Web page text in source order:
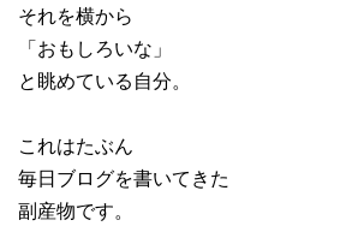
それを横から
「おもしろいな」
と眺めている自分。
これはたぶん
毎日ブログを書いてきた
副産物です。